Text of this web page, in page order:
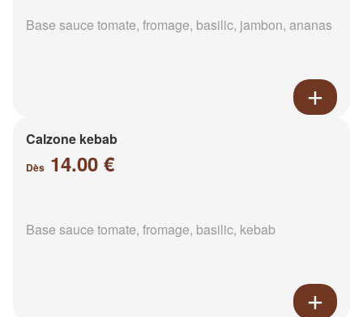
Base sauce tomate, fromage, basilic, jambon, ananas
Calzone kebab
Dès 14.00 €
Base sauce tomate, fromage, basilic, kebab